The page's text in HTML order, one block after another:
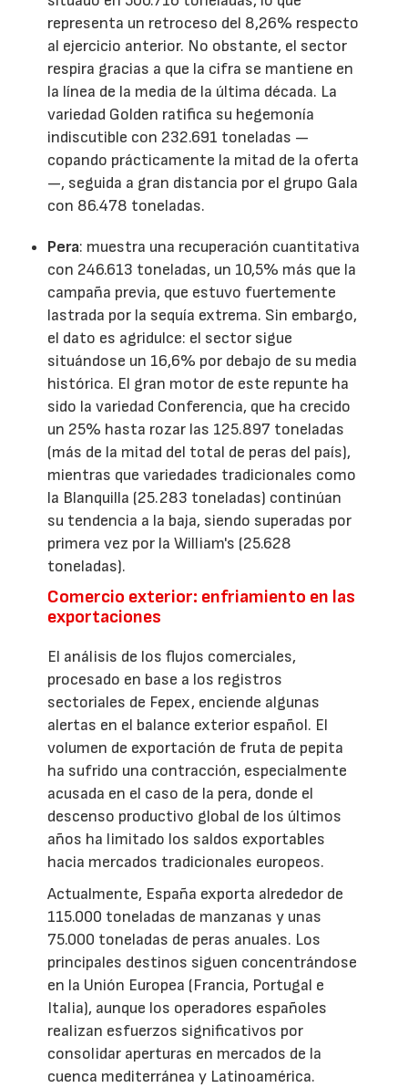
representa un retroceso del 8,26% respecto
al ejercicio anterior. No obstante, el sector
respira gracias a que la cifra se mantiene en
la línea de la media de la última década. La
variedad Golden ratifica su hegemonía
indiscutible con 232.691 toneladas —
copando prácticamente la mitad de la oferta
—, seguida a gran distancia por el grupo Gala
con 86.478 toneladas.
Pera: muestra una recuperación cuantitativa
con 246.613 toneladas, un 10,5% más que la
campaña previa, que estuvo fuertemente
lastrada por la sequía extrema. Sin embargo,
el dato es agridulce: el sector sigue
situándose un 16,6% por debajo de su media
histórica. El gran motor de este repunte ha
sido la variedad Conferencia, que ha crecido
un 25% hasta rozar las 125.897 toneladas
(más de la mitad del total de peras del país),
mientras que variedades tradicionales como
la Blanquilla (25.283 toneladas) continúan
su tendencia a la baja, siendo superadas por
primera vez por la William's (25.628
toneladas).
Comercio exterior: enfriamiento en las
exportaciones
El análisis de los flujos comerciales,
procesado en base a los registros
sectoriales de Fepex, enciende algunas
alertas en el balance exterior español. El
volumen de exportación de fruta de pepita
ha sufrido una contracción, especialmente
acusada en el caso de la pera, donde el
descenso productivo global de los últimos
años ha limitado los saldos exportables
hacia mercados tradicionales europeos.
Actualmente, España exporta alrededor de
115.000 toneladas de manzanas y unas
75.000 toneladas de peras anuales. Los
principales destinos siguen concentrándose
en la Unión Europea (Francia, Portugal e
Italia), aunque los operadores españoles
realizan esfuerzos significativos por
consolidar aperturas en mercados de la
cuenca mediterránea y Latinoamérica.